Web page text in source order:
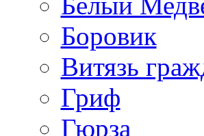
Боровик
Витязь
Гриф
Гюрза